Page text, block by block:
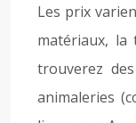
Les prix
matériaux, la
trouverez
animaleries